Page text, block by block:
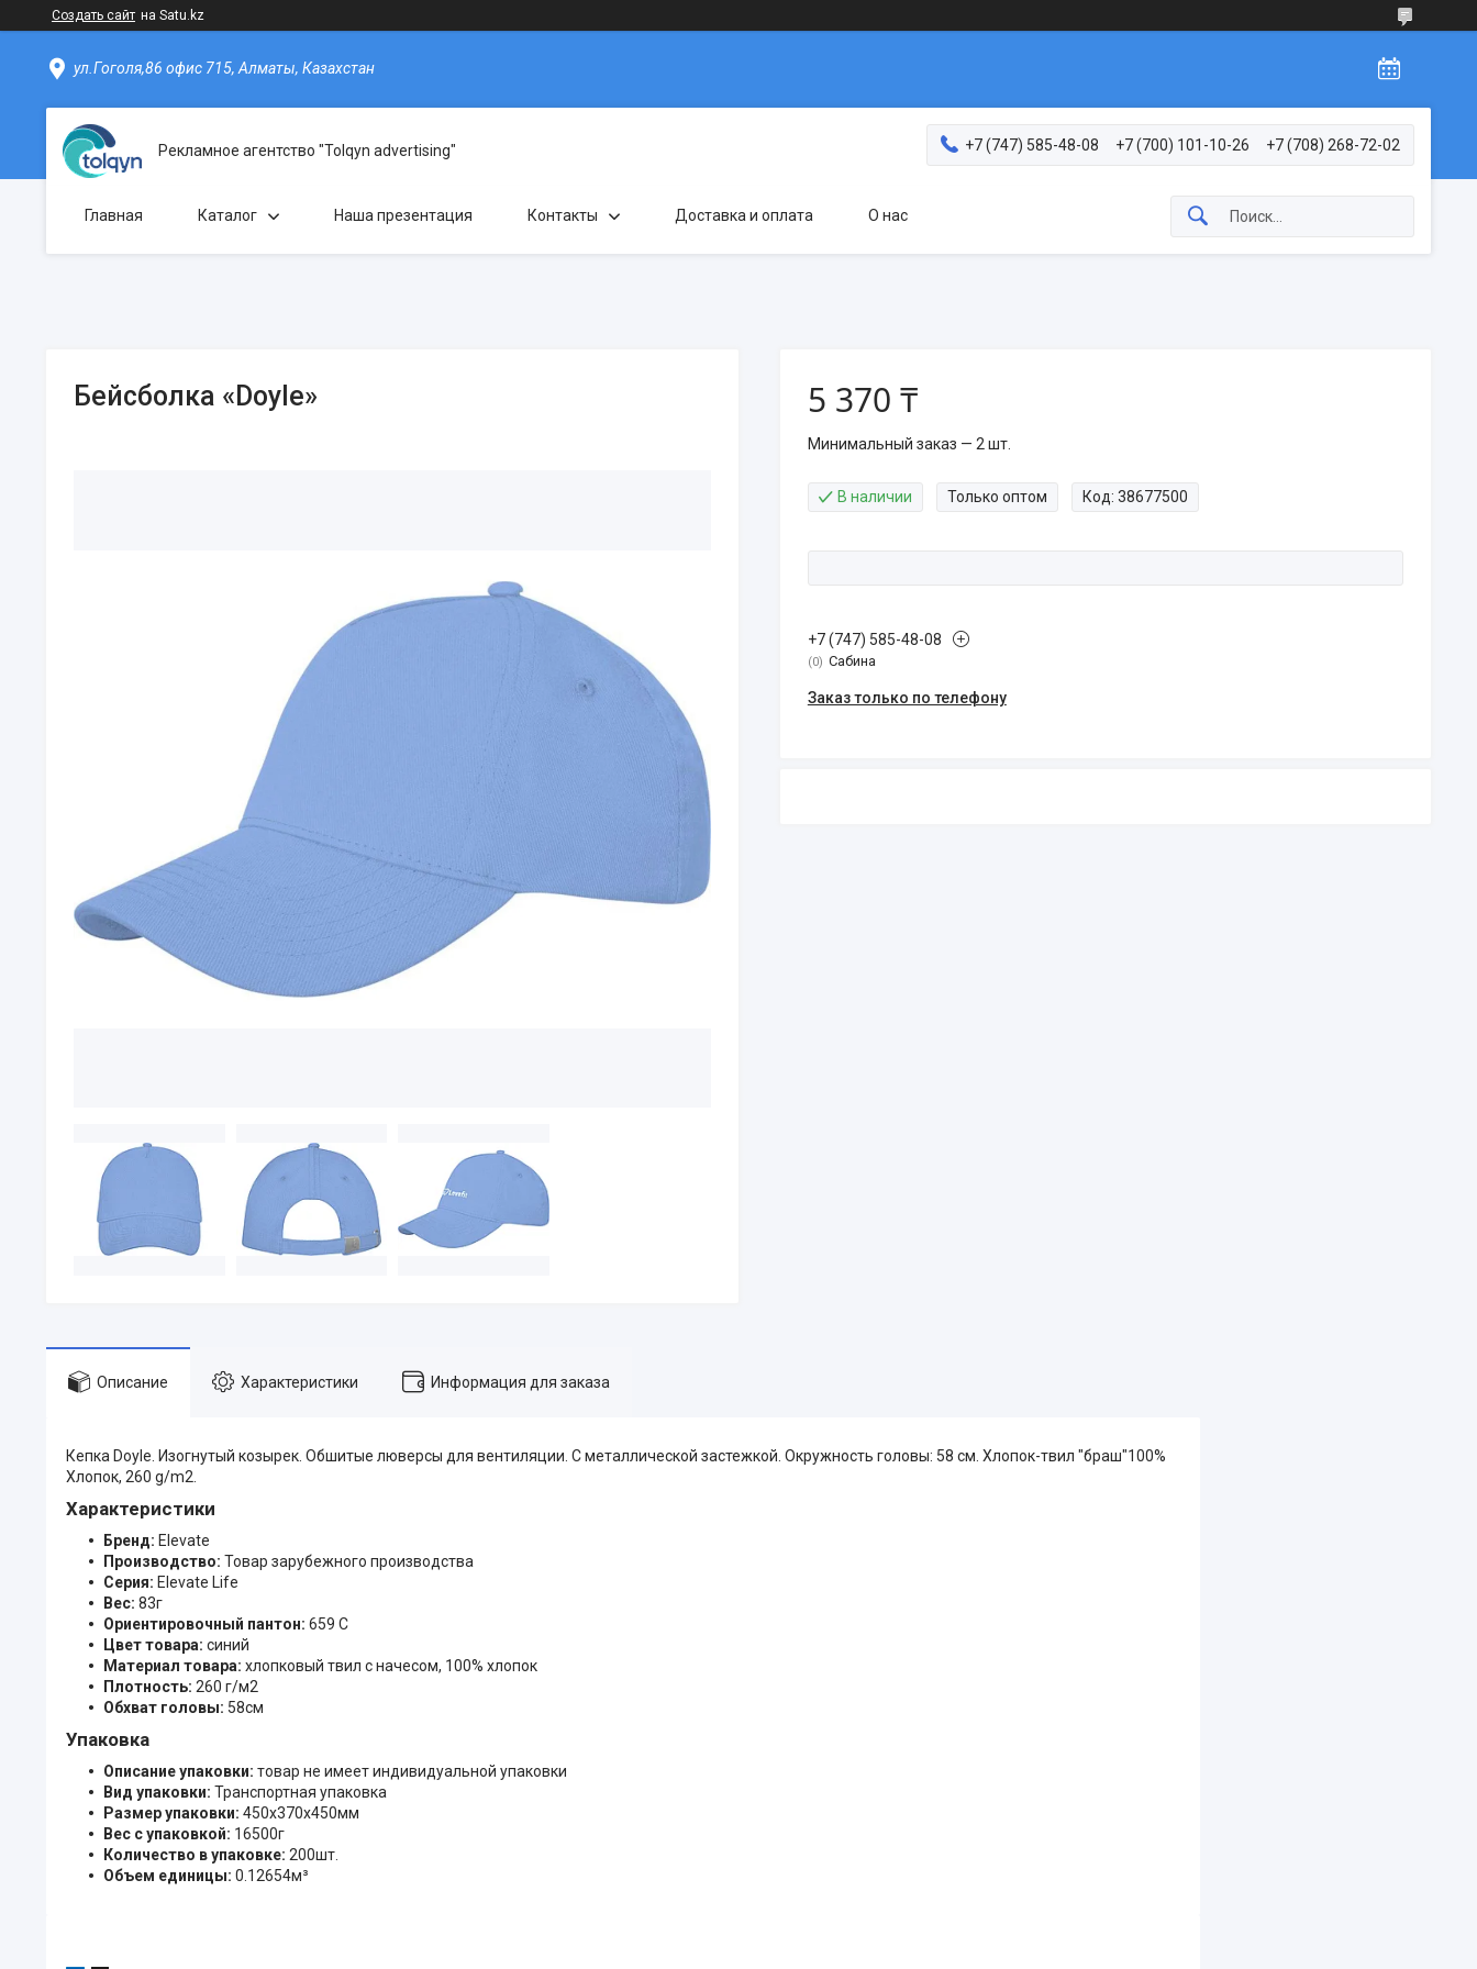
Создать сайт на Satu.kz
ул.Гоголя,86 офис 715, Алматы, Казахстан
Рекламное агентство "Tolqyn advertising" +7 (747) 585-48-08 +7 (700) 101-10-26 +7 (708) 268-72-02
Главная Каталог Наша презентация Контакты Доставка и оплата О нас
Бейсболка «Doyle» 5 370 ₸
Минимальный заказ — 2 шт.
В наличии Только оптом Код: 38677500
+7 (747) 585-48-08
0 Сабина
Заказ только по телефону
Описание Характеристики Информация для заказа
Кепка Doyle. Изогнутый козырек. Обшитые люверсы для вентиляции. С металлической застежкой. Окружность головы: 58 см. Хлопок-твил "браш"100%
Хлопок, 260 g/m2.
Характеристики
Бренд: Elevate
Производство: Товар зарубежного производства
Серия: Elevate Life
Вес: 83г
Ориентировочный пантон: 659 C
Цвет товара: синий
Материал товара: хлопковый твил с начесом, 100% хлопок
Плотность: 260 г/м2
Обхват головы: 58см
Упаковка
Описание упаковки: товар не имеет индивидуальной упаковки
Вид упаковки: Транспортная упаковка
Размер упаковки: 450x370x450мм
Вес с упаковкой: 16500г
Количество в упаковке: 200шт.
Объем единицы: 0.12654м³